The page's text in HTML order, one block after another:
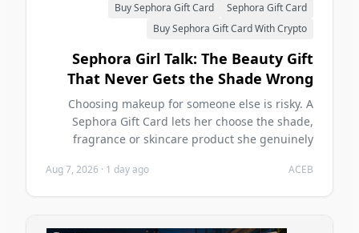
Sephora Gift Card
Buy Sephora Gift Card
Buy Sephora Gift Card With Crypto
Sephora Girl Talk: The Beauty Gift
That Never Gets the Shade Wrong
Choosing makeup for someone else is risky. A
Sephora Gift Card lets her choose the shade,
fragrance or skincare product she genuinely
ACEB
Aug 7, 2026·1 day ago